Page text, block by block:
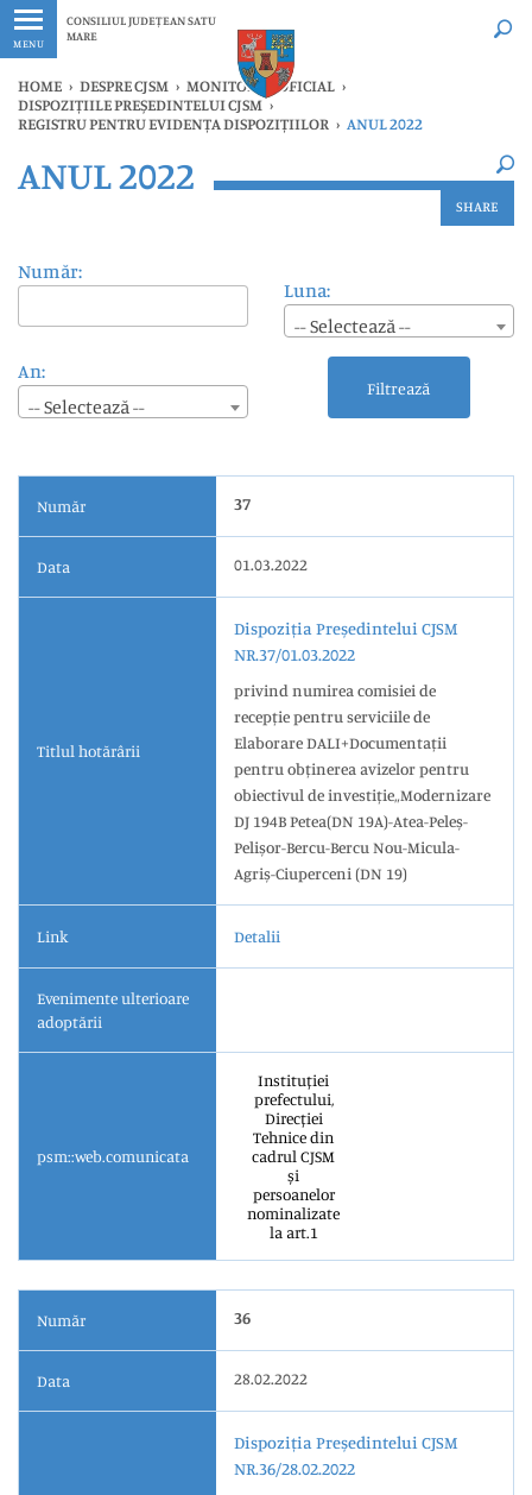
MENU
CONSILIUL JUDEȚEAN SATU
MARE
Ultimele
HOME › DESPRE CJSM › MONITORUL OFICIAL ›
DISPOZIȚIILE PREȘEDINTELUI CJSM ›
REGISTRU PENTRU EVIDENȚA DISPOZIȚIILOR › ANUL 2022
Ultimele ×
ANUL 2022
SHARE
Număr:
Luna:
-- Selectează --
An:
-- Selectează --
Filtrează
Număr 37
Data 01.03.2022
Titlul hotărârii
Dispoziția Președintelui CJSM
NR.37/01.03.2022
privind numirea comisiei de
recepție pentru serviciile de
Elaborare DALI+Documentații
pentru obținerea avizelor pentru
obiectivul de investiție„Modernizare
DJ 194B Petea(DN 19A)-Atea-Peleș-
Pelișor-Bercu-Bercu Nou-Micula-
Agriș-Ciuperceni (DN 19)
Link Detalii
Evenimente ulterioare
adoptării
psm::web.comunicata
Instituției
prefectului,
Direcției
Tehnice din
cadrul CJSM
și
persoanelor
nominalizate
la art.1
Număr 36
Data 28.02.2022
Dispoziția Președintelui CJSM
NR.36/28.02.2022